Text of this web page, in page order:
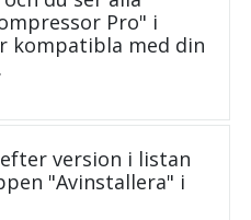
Pro" i
kompatibla med din
version i listan
"Avinstallera" i